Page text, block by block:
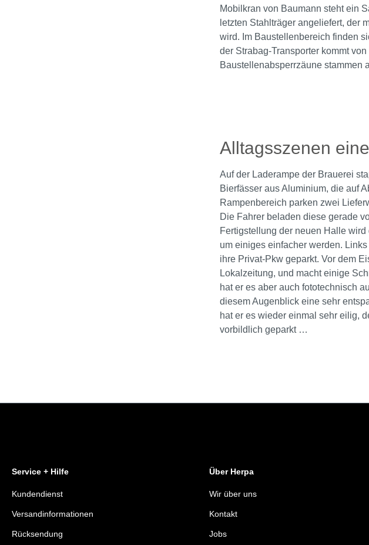
Mobilkran von Baumann steht ein
letzten Stahlträger angeliefert, der
wird. Im Baustellenbereich finden
der Strabag-Transporter kommt
Baustellenabsperrzäune stammen
Alltagsszenen
Auf der Laderampe der Brauerei
Bierfässer aus Aluminium, die auf
Rampenbereich parken zwei
Die Fahrer beladen diese gerade
Fertigstellung der neuen Halle
um einiges einfacher werden.
ihre Privat-Pkw geparkt. Vor dem
Lokalzeitung, und macht einige
hat er es aber auch fototechnisch
diesem Augenblick eine sehr
hat er es wieder einmal sehr eilig,
vorbildlich geparkt …
Service + Hilfe
Kundendienst
Versandinformationen
Rücksendung
Über Herpa
Wir über uns
Kontakt
Jobs